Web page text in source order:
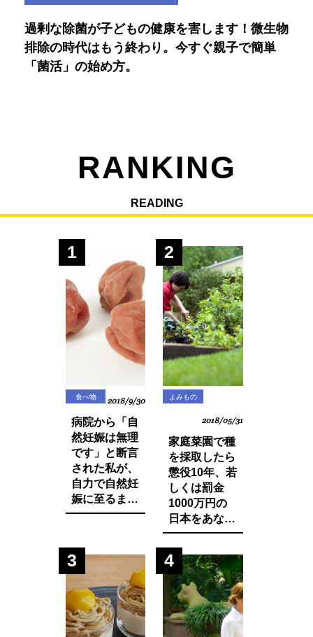
過剰な除菌が子どもの健康を害します！微生物
排除の時代はもう終わり。今すぐ親子で簡単
「菌活」の始め方。
RANKING
READING
1
食べ物 2018/9/30
病院から「自
然妊娠は無理
です」と断言
された私が、
自力で自然妊
娠に至るまで
に実践した生
物の改善・身
体の変化につ
いてお話しし
ます。
2
よみもの
2018/05/31
家庭菜園で種
を採取したら
懲役10年、若
しくは罰金
1000万円の
日本をあなた
は想像できま
すか？今まで
登録品種のみ
禁止されてい
た種採りや脇
芽挿しが原則
禁止の方向
3 4